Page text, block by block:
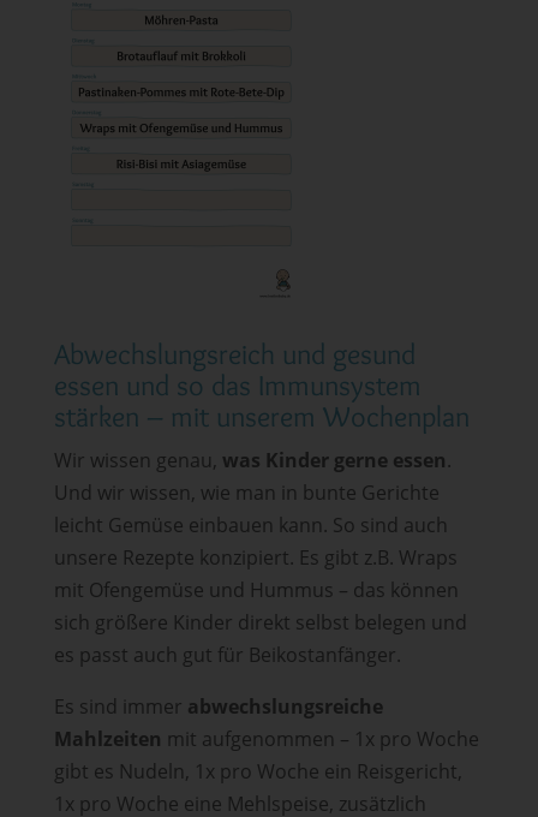
Abwechslungsreich und gesund
essen und so das Immunsystem
stärken – mit unserem Wochenplan
Wir wissen genau, was Kinder gerne essen.
Und wir wissen, wie man in bunte Gerichte
leicht Gemüse einbauen kann. So sind auch
unsere Rezepte konzipiert. Es gibt z.B. Wraps
mit Ofengemüse und Hummus – das können
sich größere Kinder direkt selbst belegen und
es passt auch gut für Beikostanfänger.
Es sind immer abwechslungsreiche
Mahlzeiten mit aufgenommen – 1x pro Woche
gibt es Nudeln, 1x pro Woche ein Reisgericht,
1x pro Woche eine Mehlspeise, zusätzlich